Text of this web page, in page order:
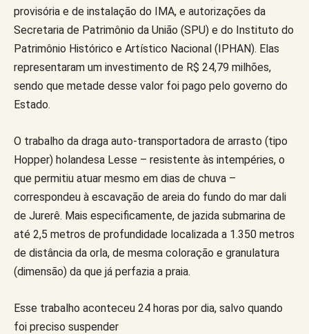
provisória e de instalação do IMA, e autorizações da
Secretaria de Patrimônio da União (SPU) e do Instituto do
Patrimônio Histórico e Artístico Nacional (IPHAN). Elas
representaram um investimento de R$ 24,79 milhões,
sendo que metade desse valor foi pago pelo governo do
Estado.
O trabalho da draga auto-transportadora de arrasto (tipo
Hopper) holandesa Lesse – resistente às intempéries, o
que permitiu atuar mesmo em dias de chuva –
correspondeu à escavação de areia do fundo do mar dali
de Jurerê. Mais especificamente, de jazida submarina de
até 2,5 metros de profundidade localizada a 1.350 metros
de distância da orla, de mesma coloração e granulatura
(dimensão) da que já perfazia a praia.
Esse trabalho aconteceu 24 horas por dia, salvo quando
foi preciso suspender